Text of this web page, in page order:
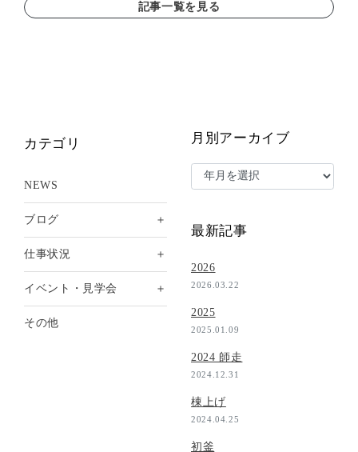
記事一覧を見る
カテゴリ
NEWS
ブログ ＋
仕事状況 ＋
イベント・見学会 ＋
その他
月別アーカイブ
最新記事
2026
2026.03.22
2025
2025.01.09
2024 師走
2024.12.31
棟上げ
2024.04.25
初釜